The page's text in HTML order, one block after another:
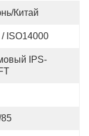
Китай
/ ISO14000
IPS-